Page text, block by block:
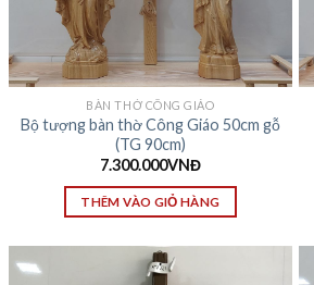
BÀN THỜ CÔNG GIÁO
Bộ tượng bàn thờ Công Giáo 50cm gỗ
(TG 90cm)
7.300.000VNĐ
THÊM VÀO GIỎ HÀNG